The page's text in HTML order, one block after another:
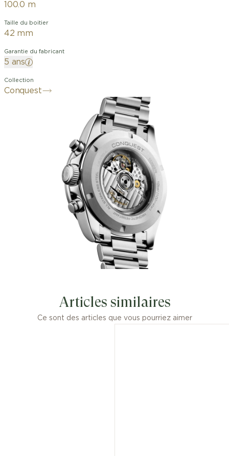
100.0 m
Taille du boitier
42 mm
Garantie du fabricant
5 ans
Collection
Conquest
Articles similaires
Ce sont des articles que vous pourriez aimer